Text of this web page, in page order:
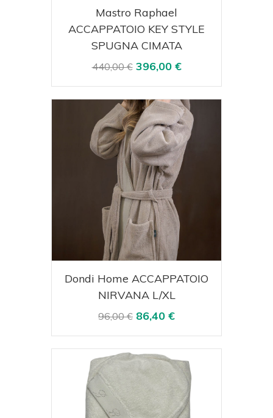
Acquista Visualizza
Mastro Raphael
ACCAPPATOIO KEY STYLE
SPUGNA CIMATA
440,00 € 396,00 €
Acquista Visualizza
Dondi Home ACCAPPATOIO
NIRVANA L/XL
96,00 € 86,40 €